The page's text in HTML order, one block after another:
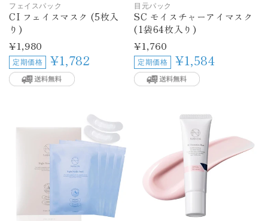
フェイスパック
CI フェイスマスク (5枚入
り)
通
常
価
格
¥1,980
定期価格 ¥1,782
目元パック
SC モイスチャーアイマスク
(1袋64枚入り)
通
常
価
格
¥1,760
定期価格 ¥1,584